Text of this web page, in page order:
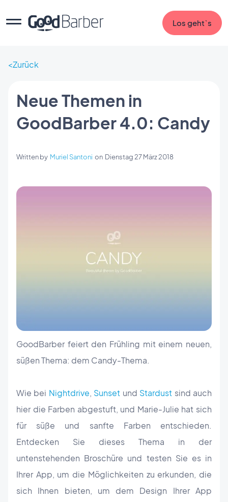
Los geht`s
Zurück
Neue Themen in
GoodBarber 4.0: Candy
Written by Muriel Santoni on Dienstag 27 März 2018
GoodBarber feiert den Frühling mit einem neuen,
süßen Thema: dem Candy-Thema.
Wie bei Nightdrive, Sunset und Stardust sind auch
hier die Farben abgestuft, und Marie-Julie hat sich
für süße und sanfte Farben entschieden.
Entdecken Sie dieses Thema in der
untenstehenden Broschüre und testen Sie es in
Ihrer App, um die Möglichkeiten zu erkunden, die
sich Ihnen bieten, um dem Design Ihrer App